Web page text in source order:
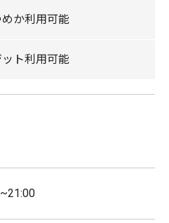
ドはこちら
めか利用可能
ト利用可能